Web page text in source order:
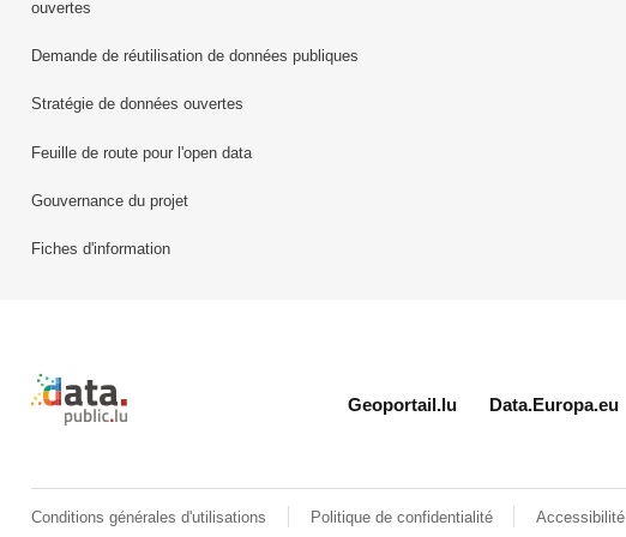
ouvertes
Demande de réutilisation de données publiques
Stratégie de données ouvertes
Feuille de route pour l'open data
Gouvernance du projet
Fiches d'information
Retour à l'accueil de data.public.lu
Geoportail.lu Data.Europa.eu
Conditions générales d'utilisations Politique de confidentialité Accessibilité